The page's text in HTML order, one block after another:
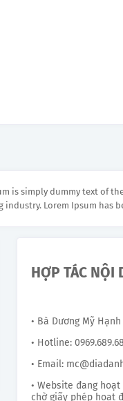
is simply dummy text of
industry. Lorem Ipsum has
HỢP TÁC NỘI
• Bà Dương Mỹ Hạnh
• Hotline:
• Email:
• Website đang
chờ giấy phép hoạt